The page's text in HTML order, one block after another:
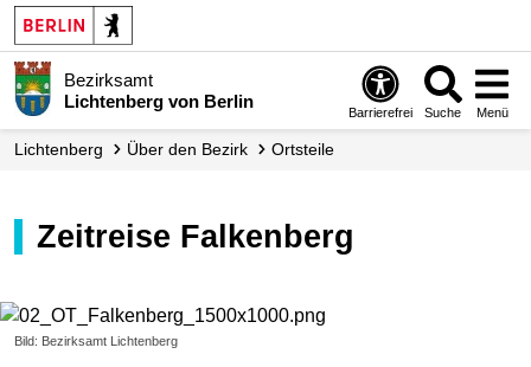
Bezirksamt
Lichtenberg von Berlin
Barrierefrei Suche Menü
Lichtenberg Über den Bezirk Ortsteile
Zeitreise Falkenberg
Bild: Bezirksamt Lichtenberg